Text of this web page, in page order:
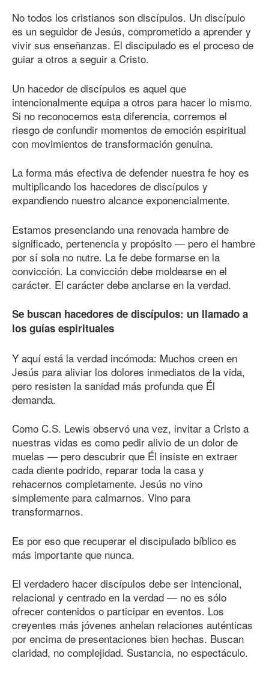
No todos los cristianos son discípulos. Un discípulo
es un seguidor de Jesús, comprometido a aprender y
vivir sus enseñanzas. El discipulado es el proceso de
guiar a otros a seguir a Cristo.
Un hacedor de discípulos es aquel que
intencionalmente equipa a otros para hacer lo mismo.
Si no reconocemos esta diferencia, corremos el
riesgo de confundir momentos de emoción espiritual
con movimientos de transformación genuina.
La forma más efectiva de defender nuestra fe hoy es
multiplicando los hacedores de discípulos y
expandiendo nuestro alcance exponencialmente.
Estamos presenciando una renovada hambre de
significado, pertenencia y propósito — pero el hambre
por sí sola no nutre. La fe debe formarse en la
convicción. La convicción debe moldearse en el
carácter. El carácter debe anclarse en la verdad.
Se buscan hacedores de discípulos: un llamado a
los guías espirituales
Y aquí está la verdad incómoda: Muchos creen en
Jesús para aliviar los dolores inmediatos de la vida,
pero resisten la sanidad más profunda que Él
demanda.
Como C.S. Lewis observó una vez, invitar a Cristo a
nuestras vidas es como pedir alivio de un dolor de
muelas — pero descubrir que Él insiste en extraer
cada diente podrido, reparar toda la casa y
rehacernos completamente. Jesús no vino
simplemente para calmarnos. Vino para
transformarnos.
Es por eso que recuperar el discipulado bíblico es
más importante que nunca.
El verdadero hacer discípulos debe ser intencional,
relacional y centrado en la verdad — no es sólo
ofrecer contenidos o participar en eventos. Los
creyentes más jóvenes anhelan relaciones auténticas
por encima de presentaciones bien hechas. Buscan
claridad, no complejidad. Sustancia, no espectáculo.